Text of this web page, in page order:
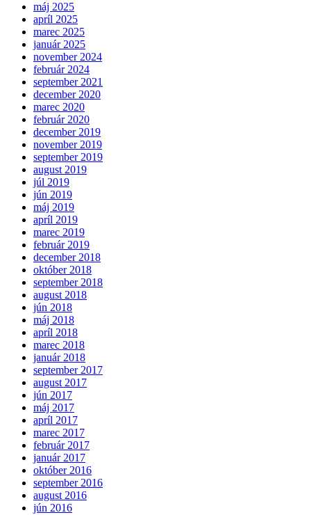
máj 2025
apríl 2025
marec 2025
január 2025
november 2024
február 2024
september 2021
december 2020
marec 2020
február 2020
december 2019
november 2019
september 2019
august 2019
júl 2019
jún 2019
máj 2019
apríl 2019
marec 2019
február 2019
december 2018
október 2018
september 2018
august 2018
jún 2018
máj 2018
apríl 2018
marec 2018
január 2018
september 2017
august 2017
jún 2017
máj 2017
apríl 2017
marec 2017
február 2017
január 2017
október 2016
september 2016
august 2016
jún 2016